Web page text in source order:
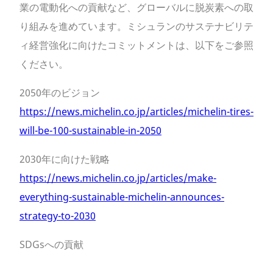
業の電動化への貢献など、グローバルに脱炭素への取
り組みを進めています。ミシュランのサステナビリテ
ィ経営強化に向けたコミットメントは、以下をご参照
ください。
2050年のビジョン
https://news.michelin.co.jp/articles/michelin-tires-
will-be-100-sustainable-in-2050
2030年に向けた戦略
https://news.michelin.co.jp/articles/make-
everything-sustainable-michelin-announces-
strategy-to-2030
SDGsへの貢献